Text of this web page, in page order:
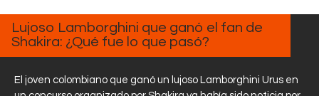
11, 2025
Lujoso Lamborghini que ganó el fan de
Shakira: ¿Qué fue lo que pasó?
El joven colombiano que ganó un lujoso Lamborghini Urus en